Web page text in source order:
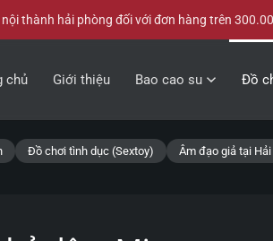
nội thành hải phòng đối với đơn hàng trên
chủ Giới thiệu Bao cao su Đồ
Đồ chơi tình dục (Sextoy) Âm đạo giả tại